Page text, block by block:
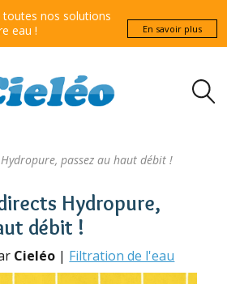
toutes nos solutions
eau !
En savoir plus
passez au haut débit !
Hydropure,
débit !
Cieléo | Filtration de l'eau